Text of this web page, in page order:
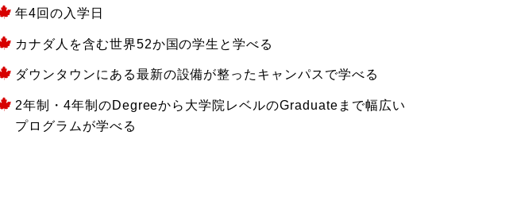
年4回の入学日
カナダ人を含む世界52か国の学生と学べる
ダウンタウンにある最新の設備が整ったキャンパスで学べる
2年制・4年制のDegreeから大学院レベルのGraduateまで幅広い
プログラムが学べる